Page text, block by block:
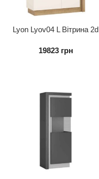
Lyon Lyov04 L Вітрина 2d
19823 грн